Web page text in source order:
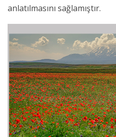
anlatılmasını sağlamıştır.